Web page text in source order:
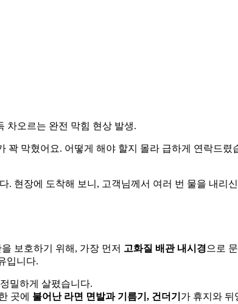
차오르는 완전 막힘 현상 발생.
꽉 막혔어요. 어떻게 해야 할지 몰라 급하게 연락드렸
. 현장에 도착해 보니, 고객님께서 여러 번 물을 내리
보호하기 위해, 가장 먼저 고화질 배관 내시경으로
입니다.
밀하게 살폈습니다.
곳에 불어난 라면 면발과 기름기, 건더기 가 휴지와 뒤